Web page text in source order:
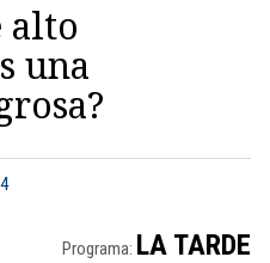
alto
una
Programa: LA TARDE